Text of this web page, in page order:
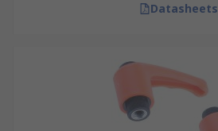
Datasheets